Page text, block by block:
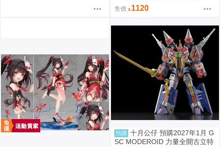
福的一盤 中盒6入 超商付款免訂
金 0815
售價 1120
預購 十月公仔 預購2027年1月 G
SC MODEROID 力量全開古立特